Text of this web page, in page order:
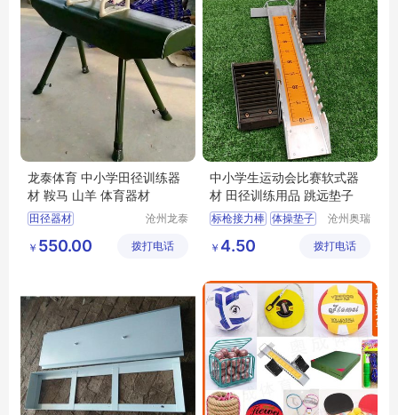
龙泰体育 中小学田径训练器
材 鞍马 山羊 体育器材
田径器材
山羊 体育器材
沧州龙泰
有限公司
￥ 550.00 拨打电话
中小学生运动会比赛软式器
材 田径训练用品 跳远垫子
标枪接力棒 体操垫子
铅球跳高架
沧州奥瑞
制造有限
￥ 4.50 拨打电话